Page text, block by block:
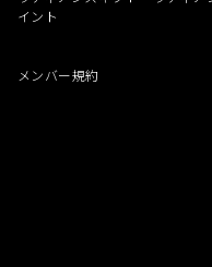
イント
メンバー規約